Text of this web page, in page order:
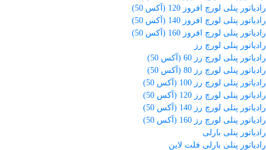
رادیاتور پنلی لورچ افروز 120 (آکس 50)
رادیاتور پنلی لورچ افروز 140 (آکس 50)
رادیاتور پنلی لورچ افروز 160 (آکس 50)
رادیاتور پنلی لورچ رز
رادیاتور پنلی لورچ رز 60 (آکس 50)
رادیاتور پنلی لورچ رز 80 (آکس 50)
رادیاتور پنلی لورچ رز 100 (آکس 50)
رادیاتور پنلی لورچ رز 120 (آکس 50)
رادیاتور پنلی لورچ رز 140 (آکس 50)
رادیاتور پنلی لورچ رز 160 (آکس 50)
رادیاتور پنلی بارلی
رادیاتور پنلی بارلی فلت لاین